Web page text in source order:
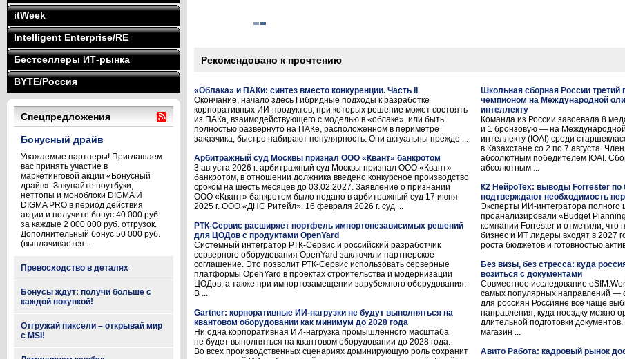
itWeek
Intelligent Enterprise/RE
Бестселлеры ИТ-рынка
BYTE/Россия
Спецпредложения
Бонусный драйв
Уважаемые партнеры! Приглашаем
вас принять участие в
маркетинговой акции «Бонусный
драйв». Закупайте ноутбуки,
неттопы и моноблоки DIGMA И
DIGMA PRO в период действия
акции и получите бонус 40 000 руб.
за каждые 2 000 000 руб. отгрузок.
Дополнительный бонус 50 000 руб.
(выплачивается ...
Превосходство в деталях
Бонусы ждут: получи больше с
каждой покупкой!
Отгружай пиксели – открывай мир
с MSI!
Рекомендовано к прочтению
«Облака» и ПАКи: синтез вместо конкуренции. Часть II
Окончание, начало здесь Гибридные подходы к разработке
корпоративных ИИ-продуктов, при которых решение может состоять
из ПАКа, взаимодействующего с моделью в «облаке», или быть
полностью развернуто на ПАКе, расположенном в периметре
заказчика, быстро набирают популярность. Они актуальны прежде ...
Арбитражный суд Москвы признал ООО «Квант» банкротом
3 августа 2026 г. арбитражный суд Москвы признал ООО «Квант»
банкротом, в отношении должника введено конкурсное производство
сроком на шесть месяцев до 03.02.2027. Заявление о признании
ООО «Квант» банкротом было подано в арбитражный суд 17 июня
2025 г. ООО «ДНС Ритейл». 16 февраля 2026 г. суд ...
РТК-Сервис расширяет портфель импортонезависимых решений
для ЦОДов с продуктами OpenYard
Системный интегратор РТК-Сервис и российский разработчик
серверного оборудования OpenYard заключили партнерское
соглашение. Это позволит РТК-Сервис использовать серверные
платформы OpenYard в проектах строительства и модернизации
ЦОДов, а также при импортозамещении зарубежного оборудования.
В ...
Gartner: корпоративные ИИ-нагрузки не будут выполняться на
квантовом оборудовании как минимум до 2028 года
Ни одна корпоративная ИИ-нагрузка промышленного масштаба
не будет выполняться на квантовом оборудовании до 2028 года.
Во всех производственных сценариях доминирующую роль сохранит
Школьная сборная России
чемпионом на Международной
интеллекту
Команда из России завоевала 8
и 1 бронзовую — на
интеллекту (IOAI) среди
в Казахстане со 2 по 7 августа.
абсолютным победителем IOAI.
абсолютным ...
К2 НейроТех: выводы Forrester по
подтверждают необходимость
Эксперты ИИ-интегратора полного
проанализировали «Budget
компании Forrester и отметили, что
бизнес и ИТ лидеры входят в 2027
роста бюджетов и готовностью
Без визы, без стресса: куда
возиться с документами
Совместное исследование
самых популярных направлений —
для россиян Россияне все чаще
направления, куда поездку можно
длительной подготовки
магазин ...
Авито Работа: кадровый рынок